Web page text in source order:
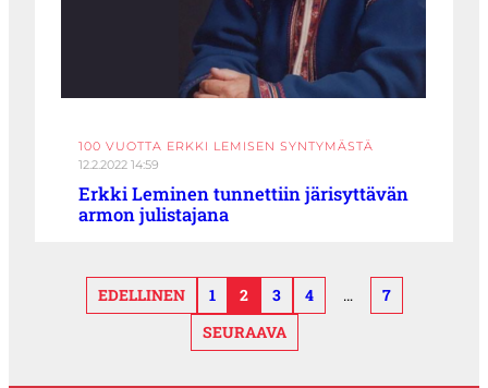
100 VUOTTA ERKKI LEMISEN SYNTYMÄSTÄ
12.2.2022 14:59
Erkki Leminen tunnettiin järisyttävän
armon julistajana
EDELLINEN 1 2 3 4 …
7
SEURAAVA